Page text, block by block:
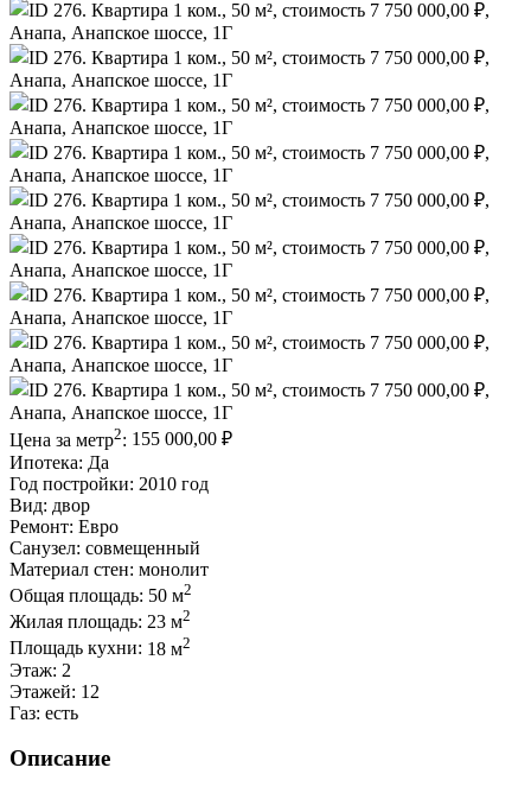
Цена за метр2: 155 000,00 ₽
Ипотека: Да
Год постройки: 2010 год
Вид: двор
Ремонт: Евро
Санузел: совмещенный
Материал стен: монолит
Общая площадь: 50 м2
Жилая площадь: 23 м2
Площадь кухни: 18 м2
Этаж: 2
Этажей: 12
Газ: есть
Описание